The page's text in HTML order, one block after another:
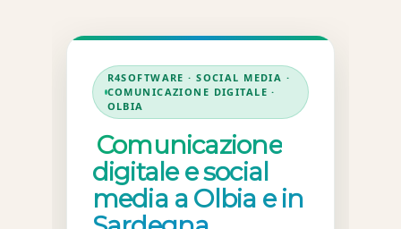
R4SOFTWARE · SOCIAL MEDIA ·
COMUNICAZIONE DIGITALE ·
OLBIA
Comunicazione
digitale e social
media a Olbia e in